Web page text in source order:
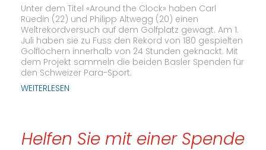
Unter dem Titel «Around the Clock» haben Carl
Rüedin (22) und Philipp Altwegg (20) einen
Weltrekordversuch auf dem Golfplatz gewagt. Am 1.
Juli haben sie zu Fuss den Rekord von 180 gespielten
Golflöchern innerhalb von 24 Stunden geknackt. Mit
dem Projekt sammeln die beiden Basler Spenden für
den Schweizer Para-Sport.
WEITERLESEN
Helfen Sie mit einer Spende